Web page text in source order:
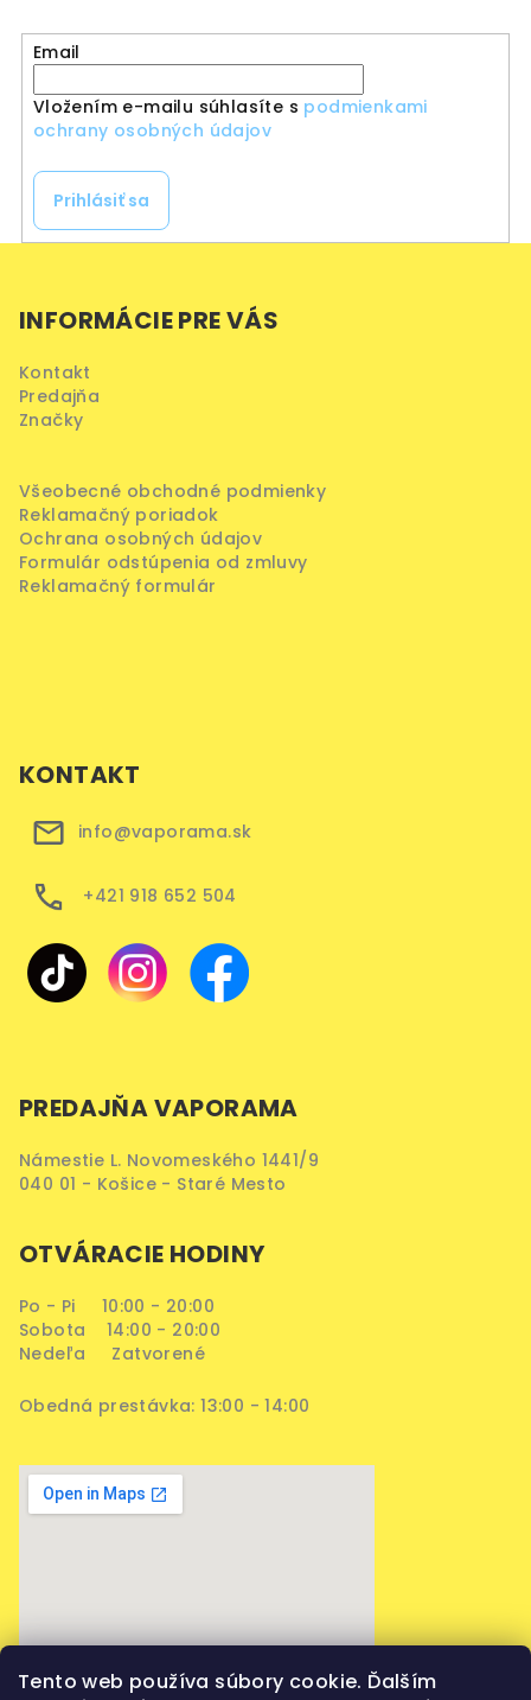
Tento web používa súbory cookie. Ďalším
v
k
p
u
Email
Vložením e-mailu súhlasíte s podmienkami
ochrany osobných údajov
Prihlásiť sa
INFORMÁCIE PRE VÁS
Kontakt
Predajňa
Značky
Všeobecné obchodné podmienky
Reklamačný poriadok
Ochrana osobných údajov
Formulár odstúpenia od zmluvy
Reklamačný formulár
KONTAKT
info@vaporama.sk
+421 918 652 504
PREDAJŇA VAPORAMA
Námestie L. Novomeského 1441/9
040 01 - Košice - Staré Mesto
OTVÁRACIE HODINY
Po - Pi 10:00 - 20:00
Sobota 14:00 - 20:00
Nedeľa Zatvorené
Obedná prestávka: 13:00 - 14:00